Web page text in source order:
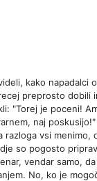
kako napadalci
preprosto dobili
"Torej je poceni!
naj
razloga vsi menimo,
so pogosto
vendar samo,
No, ko je